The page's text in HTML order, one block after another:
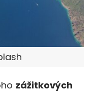
zážitkových